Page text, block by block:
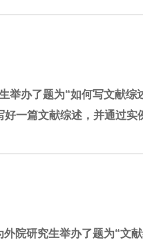
举办了题为“如何写文献综
一篇文献综述，并通过实
院研究生举办了题为“文